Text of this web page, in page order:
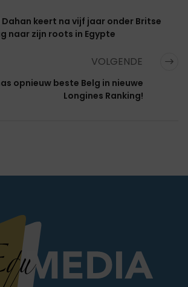
Dahan keert na vijf jaar onder Britse
naar zijn roots in Egypte
VOLGENDE
opnieuw beste Belg in nieuwe
Longines Ranking!